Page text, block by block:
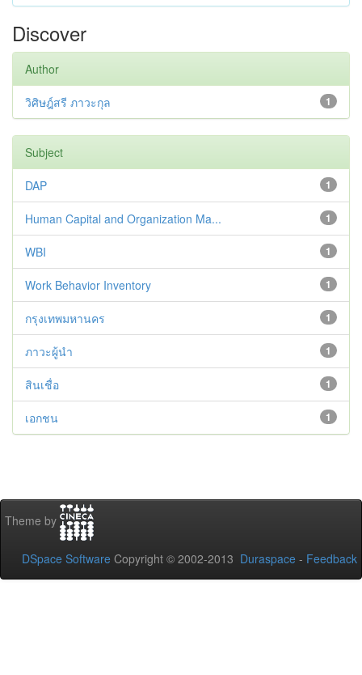
Discover
Author
1
วิศิษฎ์สรี ภาวะกุล
Subject
1
DAP
1
Human Capital and Organization Ma...
1
WBI
1
Work Behavior Inventory
1
กรุงเทพมหานคร
1
ภาวะผู้นำ
1
สินเชื่อ
1
เอกชน
Theme by
DSpace Software Copyright © 2002-2013 Duraspace - Feedback